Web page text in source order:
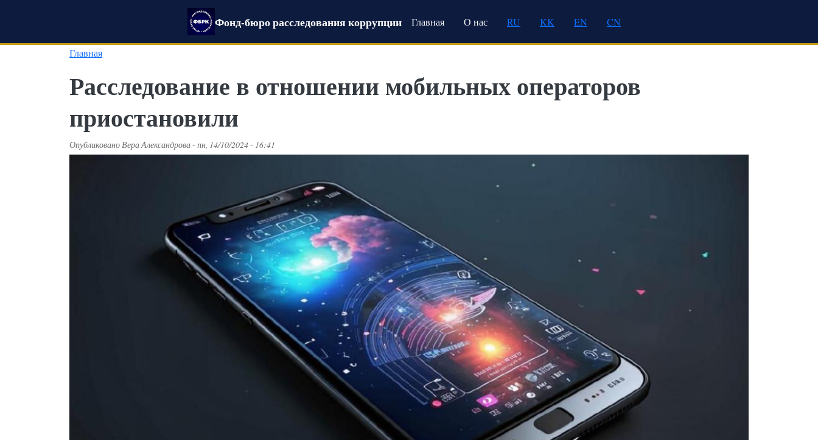
Фонд-бюро расследования коррупцииMain navigation
Главная О нас RU KK EN CN
Главная
Расследование в отношении мобильных операторов
приостановили
ОпубликованоВера Александрова- пн, 14/10/2024 - 16:41